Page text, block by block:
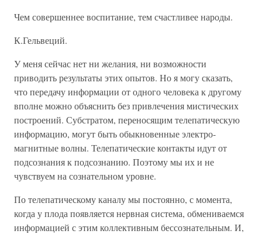
Чем совершеннее воспитание, тем счастливее народы.
К.Гельвеций.
У меня сейчас нет ни желания, ни возможности
приводить результаты этих опытов. Но я могу сказать,
что передачу информации от одного человека к другому
вполне можно объяснить без привлечения мистических
построений. Субстратом, переносящим телепатическую
информацию, могут быть обыкновенные электро-
магнитные волны. Телепатические контакты идут от
подсознания к подсознанию. Поэтому мы их и не
чувствуем на сознательном уровне.
По телепатическому каналу мы постоянно, с момента,
когда у плода появляется нервная система, обмениваемся
информацией с этим коллективным бессознательным. И,